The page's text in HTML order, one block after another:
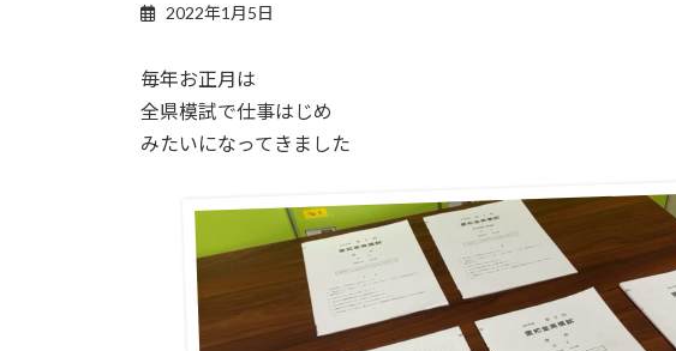
2022年1月5日
毎年お正月は
全県模試で仕事はじめ
みたいになってきました